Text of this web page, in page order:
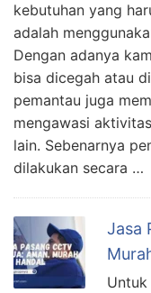
kebutuhan yang
adalah
Dengan adanya
bisa dicegah atau
pemantau juga
mengawasi
lain. Sebenarnya
dilakukan secara …
Jasa
Untuk